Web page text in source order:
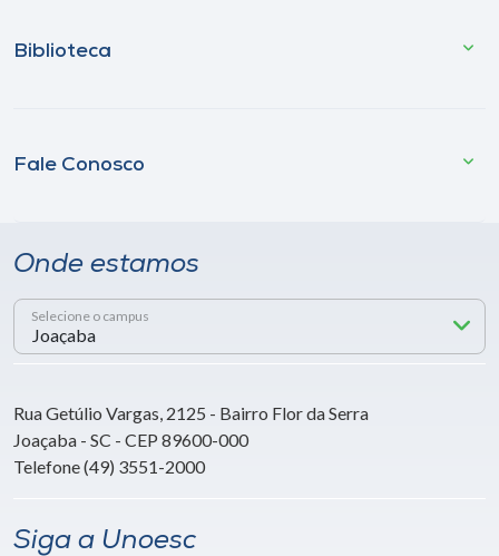
Biblioteca
Fale Conosco
Onde estamos
Selecione o campus
Rua Getúlio Vargas, 2125 - Bairro Flor da Serra
Joaçaba - SC - CEP 89600-000
Telefone (49) 3551-2000
Siga a Unoesc